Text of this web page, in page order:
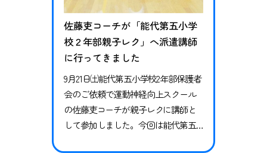
佐藤吏コーチが「能代第五小学
校２年部親子レク」へ派遣講師
に行ってきました
9月21日㈯能代第五小学校2年部保護者
会のご依頼で運動神経向上スクール
の佐藤吏コーチが親子レクに講師と
して参加しました。今回は能代第五